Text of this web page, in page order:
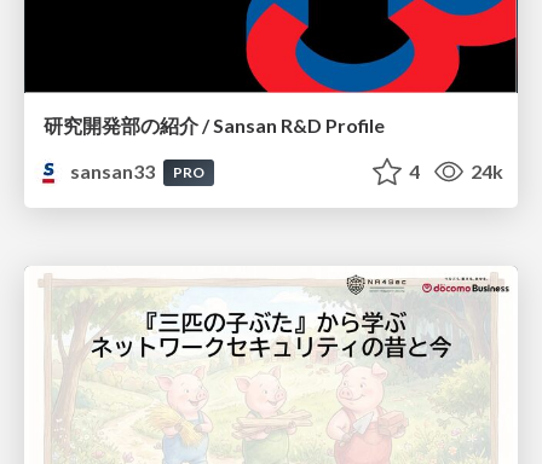
研究開発部の紹介 / Sansan R&D Profile
sansan33
PRO 4 24k